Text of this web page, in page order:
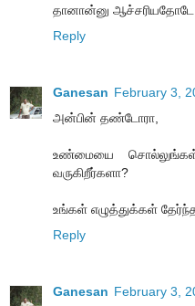
தானான்னு ஆச்சரியதோடே
Reply
Ganesan February 3,
அன்பின் தண்டோரா,
உண்மையை
வருகிறீர்களா?
உங்கள் எழுத்துக்கள்
Reply
Ganesan February 3,